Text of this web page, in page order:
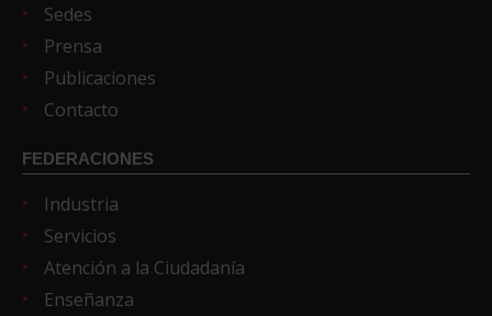
Sedes
Prensa
Publicaciones
Contacto
FEDERACIONES
Industria
Servicios
Atención a la Ciudadanía
Enseñanza